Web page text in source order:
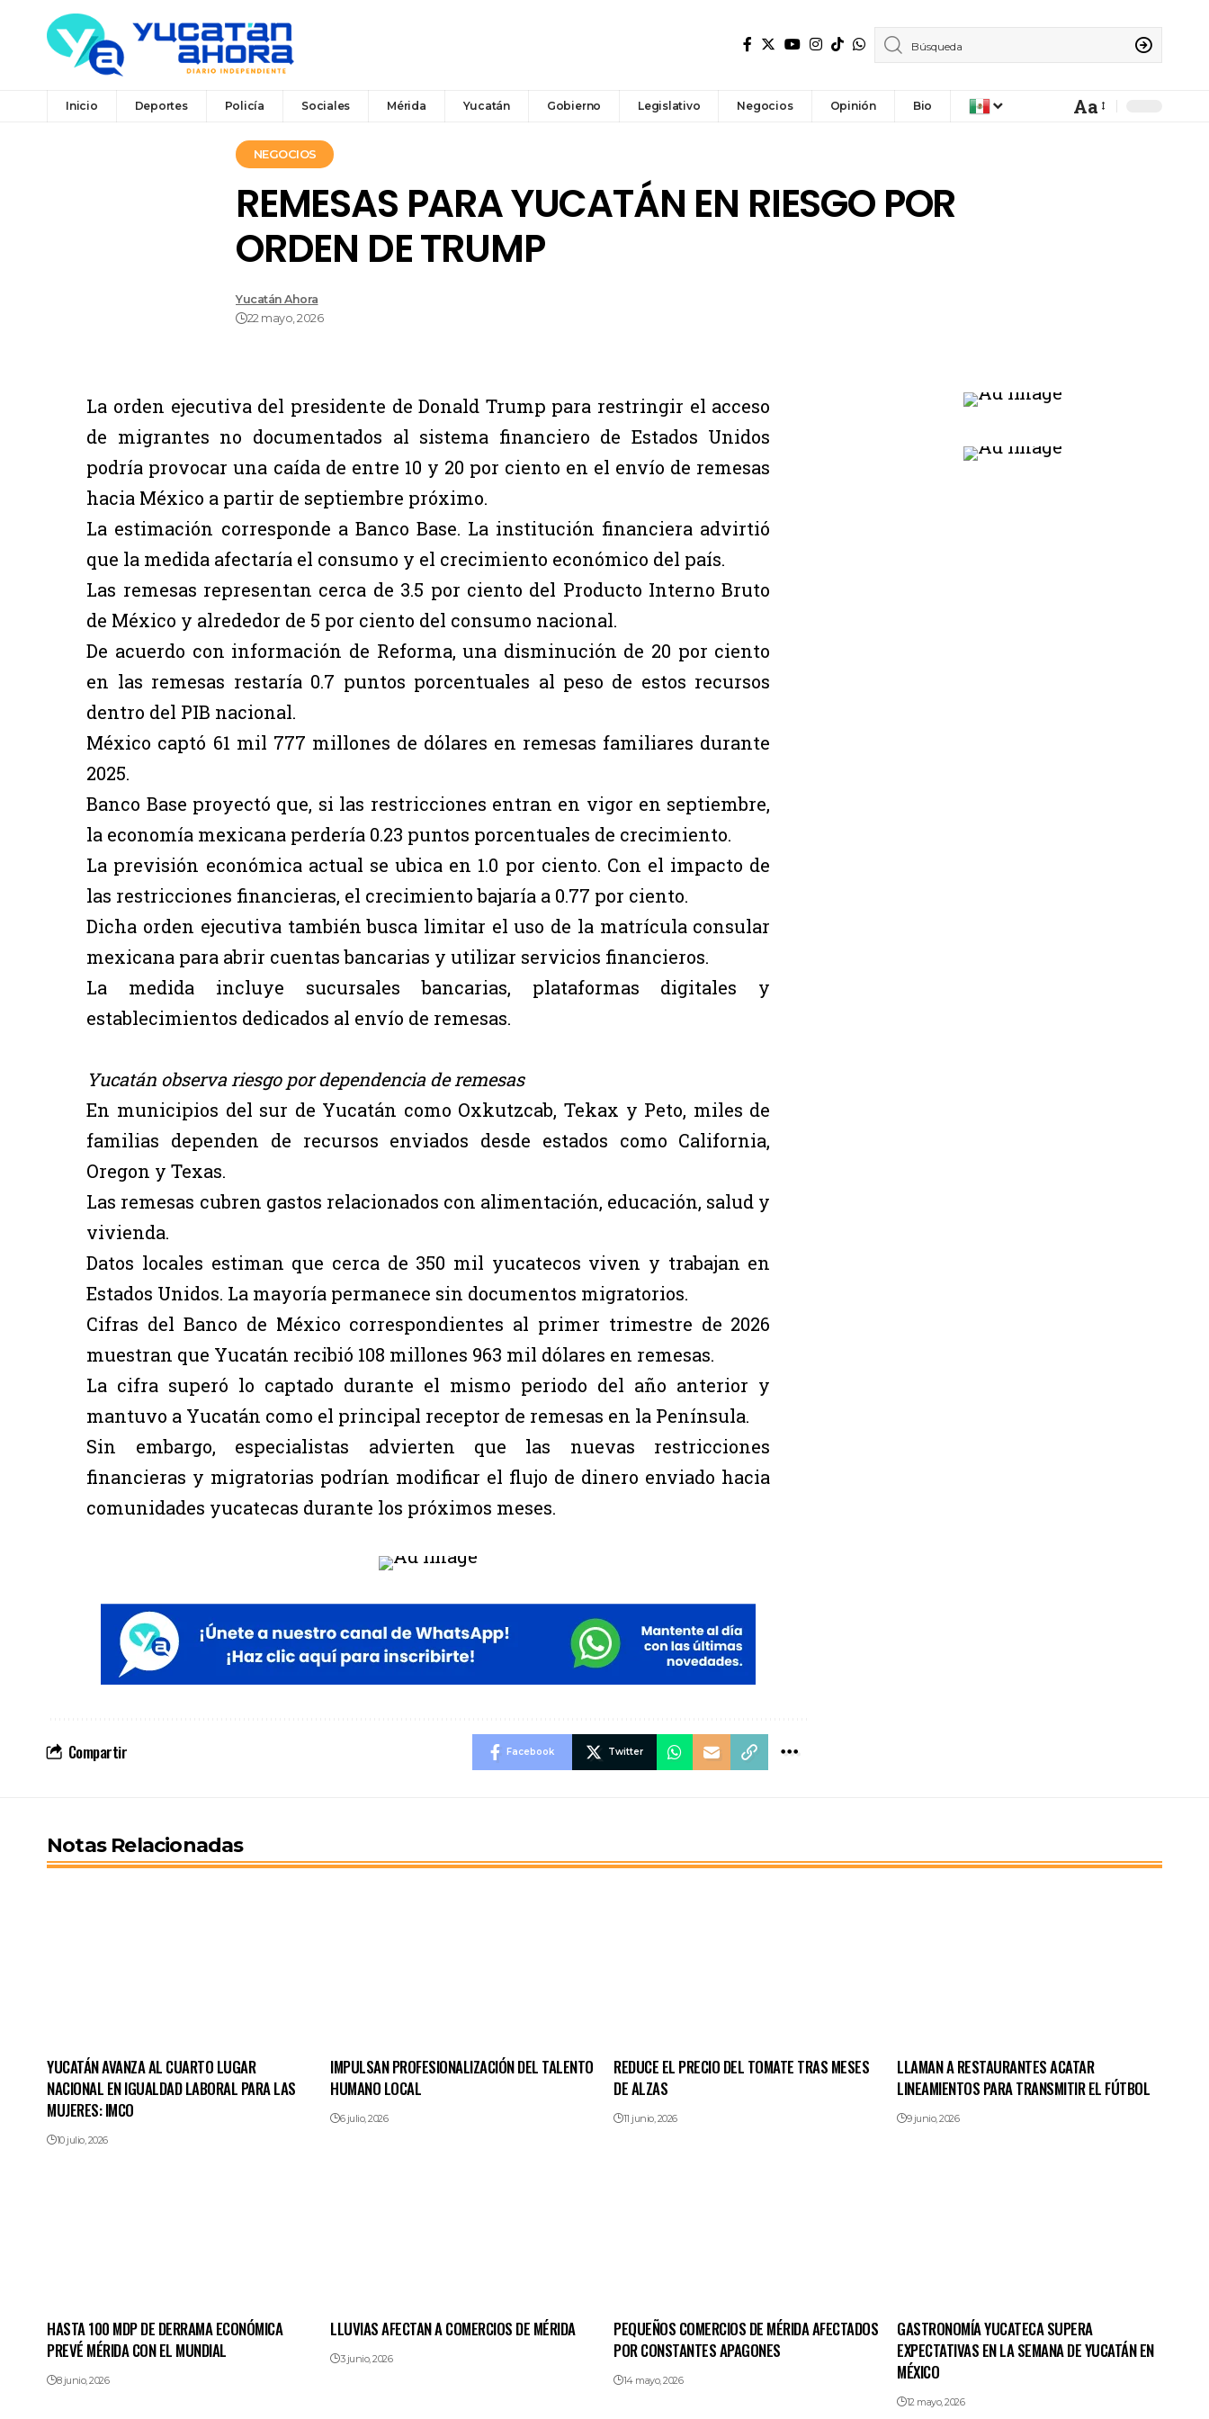
Inicio Deportes Policía Sociales Mérida Yucatán Gobierno Legislativo Negocios Opinión Bio Aa
NEGOCIOS
REMESAS PARA YUCATÁN EN RIESGO POR
ORDEN DE TRUMP
Yucatán Ahora
22 mayo, 2026
La orden ejecutiva del presidente de Donald Trump para restringir el acceso
de migrantes no documentados al sistema financiero de Estados Unidos
podría provocar una caída de entre 10 y 20 por ciento en el envío de remesas
hacia México a partir de septiembre próximo.
La estimación corresponde a Banco Base. La institución financiera advirtió
que la medida afectaría el consumo y el crecimiento económico del país.
Las remesas representan cerca de 3.5 por ciento del Producto Interno Bruto
de México y alrededor de 5 por ciento del consumo nacional.
De acuerdo con información de Reforma, una disminución de 20 por ciento
en las remesas restaría 0.7 puntos porcentuales al peso de estos recursos
dentro del PIB nacional.
México captó 61 mil 777 millones de dólares en remesas familiares durante
2025.
Banco Base proyectó que, si las restricciones entran en vigor en septiembre,
la economía mexicana perdería 0.23 puntos porcentuales de crecimiento.
La previsión económica actual se ubica en 1.0 por ciento. Con el impacto de
las restricciones financieras, el crecimiento bajaría a 0.77 por ciento.
Dicha orden ejecutiva también busca limitar el uso de la matrícula consular
mexicana para abrir cuentas bancarias y utilizar servicios financieros.
La medida incluye sucursales bancarias, plataformas digitales y
establecimientos dedicados al envío de remesas.
Yucatán observa riesgo por dependencia de remesas
En municipios del sur de Yucatán como Oxkutzcab, Tekax y Peto, miles de
familias dependen de recursos enviados desde estados como California,
Oregon y Texas.
Las remesas cubren gastos relacionados con alimentación, educación, salud y
vivienda.
Datos locales estiman que cerca de 350 mil yucatecos viven y trabajan en
Estados Unidos. La mayoría permanece sin documentos migratorios.
Cifras del Banco de México correspondientes al primer trimestre de 2026
muestran que Yucatán recibió 108 millones 963 mil dólares en remesas.
La cifra superó lo captado durante el mismo periodo del año anterior y
mantuvo a Yucatán como el principal receptor de remesas en la Península.
Sin embargo, especialistas advierten que las nuevas restricciones
financieras y migratorias podrían modificar el flujo de dinero enviado hacia
comunidades yucatecas durante los próximos meses.
Compartir Facebook Twitter
Notas Relacionadas
YUCATÁN AVANZA AL CUARTO LUGAR
NACIONAL EN IGUALDAD LABORAL PARA LAS
MUJERES: IMCO
10 julio, 2026
IMPULSAN PROFESIONALIZACIÓN DEL TALENTO
HUMANO LOCAL
6 julio, 2026
REDUCE EL PRECIO DEL TOMATE TRAS MESES
DE ALZAS
11 junio, 2026
LLAMAN A RESTAURANTES ACATAR
LINEAMIENTOS PARA TRANSMITIR EL FÚTBOL
9 junio, 2026
HASTA 100 MDP DE DERRAMA ECONÓMICA
PREVÉ MÉRIDA CON EL MUNDIAL
8 junio, 2026
LLUVIAS AFECTAN A COMERCIOS DE MÉRIDA
3 junio, 2026
PEQUEÑOS COMERCIOS DE MÉRIDA AFECTADOS
POR CONSTANTES APAGONES
14 mayo, 2026
GASTRONOMÍA YUCATECA SUPERA
EXPECTATIVAS EN LA SEMANA DE YUCATÁN EN
MÉXICO
12 mayo, 2026